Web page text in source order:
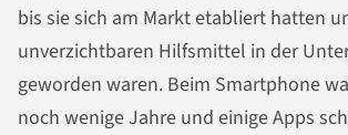
bis sie sich am Markt etabliert hatten
unverzichtbaren Hilfsmittel in der
geworden waren. Beim Smartphone
noch wenige Jahre und einige Apps